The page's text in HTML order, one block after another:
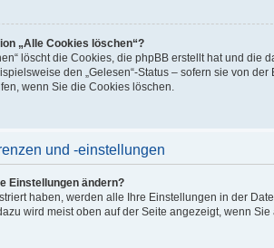
„Alle Cookies löschen“?
löscht die Cookies, die phpBB erstellt hat und
den „Gelesen“-Status – sofern sie von
wenn Sie die Cookies löschen.
und -einstellungen
Einstellungen ändern?
haben, werden alle Ihre Einstellungen in der
wird meist oben auf der Seite angezeigt, wenn